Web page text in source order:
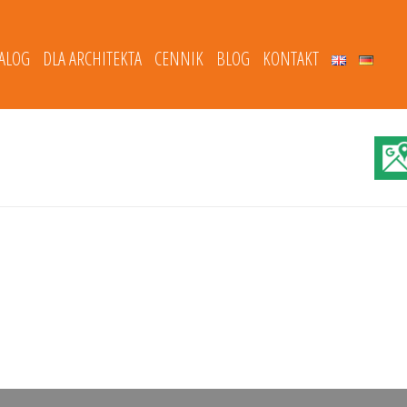
DLA ARCHITEKTA CENNIK BLOG KONTAKT